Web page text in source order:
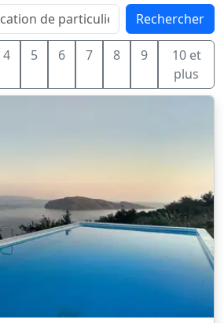
Rechercher
4 5 6 7 8 9
10 et
plus